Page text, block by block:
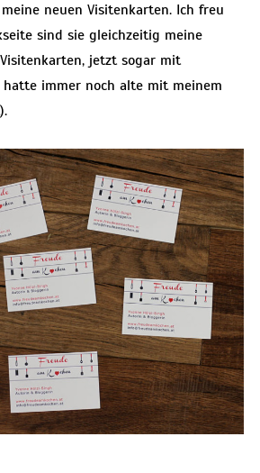
neuen Visitenkarten. Ich freu
sind sie gleichzeitig meine
jetzt sogar mit
immer noch alte mit meinem